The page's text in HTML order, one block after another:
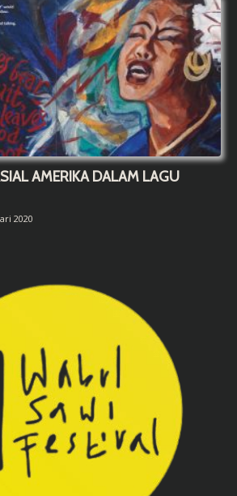
AMERIKA DALAM LAGU
2020